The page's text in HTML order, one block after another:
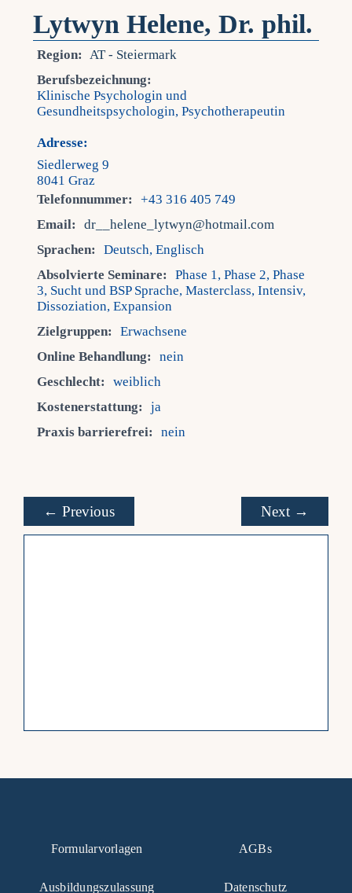
Lytwyn Helene, Dr. phil.
Region: AT - Steiermark
Berufsbezeichnung:
Klinische Psychologin und
Gesundheitspsychologin, Psychotherapeutin
Adresse:
Siedlerweg 9
8041 Graz
Telefonnummer:
+43 316 405 749
Email:
dr__helene_lytwyn@hotmail.com
Sprachen:
Deutsch, Englisch
Absolvierte Seminare:
Phase 1, Phase 2, Phase
3, Sucht und BSP Sprache, Masterclass, Intensiv,
Dissoziation, Expansion
Zielgruppen:
Erwachsene
Online Behandlung:
nein
Geschlecht:
weiblich
Kostenerstattung:
ja
Praxis barrierefrei:
nein
← Previous Next →
Formularvorlagen
Ausbildungszulassung
AGBs
Datenschutz